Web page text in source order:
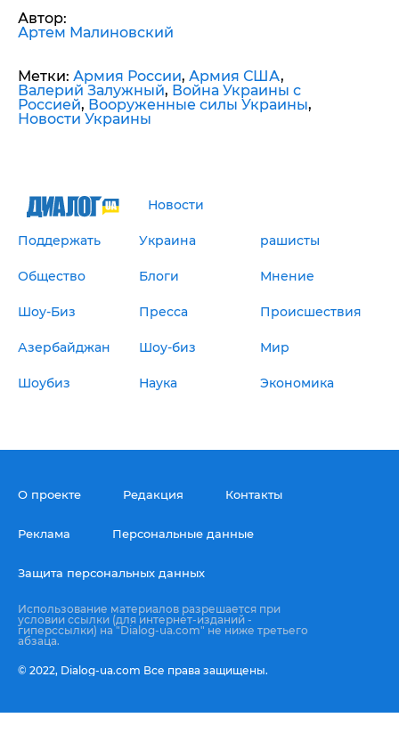
Автор:
Артем Малиновский
Метки: Армия России, Армия США,
Валерий Залужный, Война Украины с
Россией, Вооруженные силы Украины,
Новости Украины
Новости
Поддержать Украина рашисты
Общество Блоги Мнение
Шоу-Биз Пресса Происшествия
Азербайджан Шоу-биз Мир
Шоубиз Наука Экономика
О проекте Редакция Контакты
Реклама Персональные данные
Защита персональных данных
Использование материалов разрешается при
условии ссылки (для интернет-изданий -
гиперссылки) на "Dialog-ua.com" не ниже третьего
абзаца.
© 2022, Dialog-ua.сom Все права защищены.